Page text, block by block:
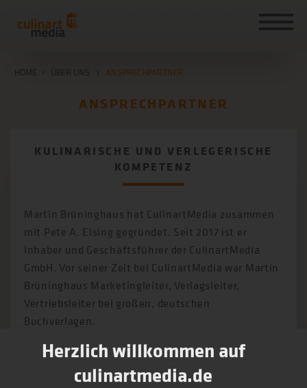
HOME ÜBER UNS ANSPRECHPARTNER
ANSPRECHPARTNER
KULINARISCHE UND VERLEGERISCHE
KOMPETENZ
Martin Brüninghaus hat CulinartMedia zusammen
mit Pete A. Eising gegründet. Seit 2017 ist er
Inhaber und Geschäftsführer der CulinartMedia
GmbH. Vor seiner Zeit bei CulinartMedia war Martin
Brüninghaus Marketingleiter, Verlagsleiter,
Vertriebsleiter bei großen, deutschen
Buchverlagen.
Herzlich willkommen auf
culinartmedia.de